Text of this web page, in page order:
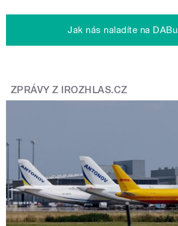
Jak nás naladíte na DABu
ZPRÁVY Z IROZHLAS.CZ